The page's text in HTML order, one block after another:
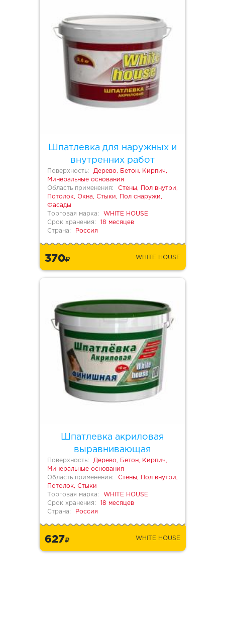
Шпатлевка для наружных и
внутренних работ
Поверхность:
Дерево, Бетон, Кирпич,
Минеральные основания
Область применения:
Стены, Пол внутри,
Потолок, Окна, Стыки, Пол снаружи,
Фасады
Торговая марка:
WHITE HOUSE
Срок хранения:
18 месяцев
Страна:
Россия
370 WHITE HOUSE
Шпатлевка акриловая
выравнивающая
Поверхность:
Дерево, Бетон, Кирпич,
Минеральные основания
Область применения:
Стены, Пол внутри,
Потолок, Стыки
Торговая марка:
WHITE HOUSE
Срок хранения:
18 месяцев
Страна:
Россия
627 WHITE HOUSE